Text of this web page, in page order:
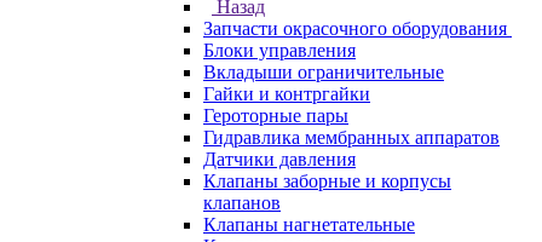
Назад
Запчасти окрасочного оборудования
Блоки управления
Вкладыши ограничительные
Гайки и контргайки
Героторные пары
Гидравлика мембранных аппаратов
Датчики давления
Клапаны заборные и корпусы
клапанов
Клапаны нагнетательные